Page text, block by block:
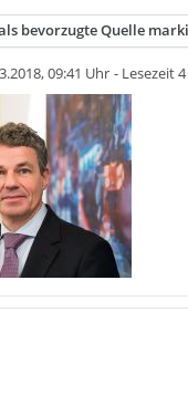
bevorzugte Quelle
09:41 Uhr - Lesezeit